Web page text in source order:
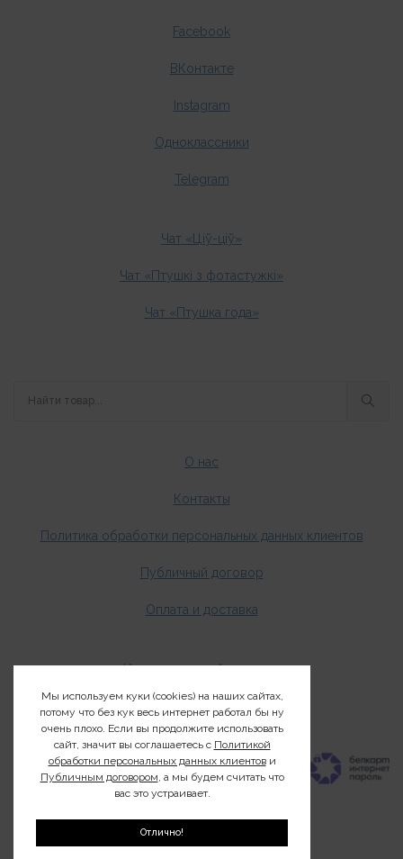
Facebook
ВКонтакте
Instagram
Одноклассники
Telegram
Чат «Ціў-ціў»
Чат «Птушкі з фотастужкі»
Чат «Птушка года»
О нас
Контакты
Политика обработки персональных данных клиентов
Публичный договор
Оплата и доставка
Издания о дикой природе
Клуб200
Мы используем куки (cookies) на наших сайтах,
потому что без кук весь интернет работал бы ну
очень плохо. Если вы продолжите использовать
сайт, значит вы соглашаетесь с Политикой
обработки персональных данных клиентови
Публичным договором, а мы будем считать что
вас это устраивает.
Отлично!